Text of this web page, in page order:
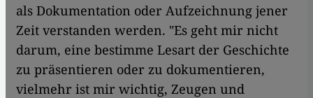
als Dokumentation oder Aufzeichnung jener
Zeit verstanden werden. "Es geht mir nicht
darum, eine bestimme Lesart der Geschichte
zu präsentieren oder zu dokumentieren,
vielmehr ist mir wichtig, Zeugen und